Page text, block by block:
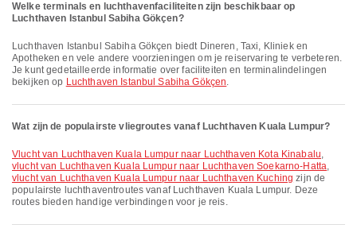
Welke terminals en luchthavenfaciliteiten zijn beschikbaar op
Luchthaven Istanbul Sabiha Gökçen?
Luchthaven Istanbul Sabiha Gökçen biedt Dineren, Taxi, Kliniek en
Apotheken en vele andere voorzieningen om je reiservaring te verbeteren.
Je kunt gedetailleerde informatie over faciliteiten en terminalindelingen
bekijken op Luchthaven Istanbul Sabiha Gökçen.
Wat zijn de populairste vliegroutes vanaf Luchthaven Kuala Lumpur?
vlucht van Luchthaven Kuala Lumpur naar Luchthaven Kota Kinabalu,
vlucht van Luchthaven Kuala Lumpur naar Luchthaven Soekarno-Hatta,
vlucht van Luchthaven Kuala Lumpur naar Luchthaven Kuching zijn de
populairste luchthaventroutes vanaf Luchthaven Kuala Lumpur. Deze
routes bieden handige verbindingen voor je reis.